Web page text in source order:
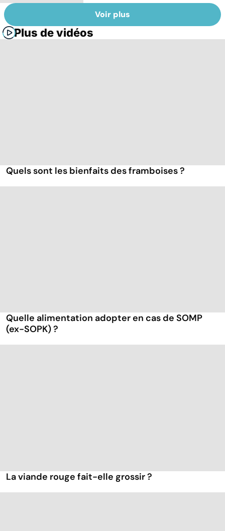
Voir plus
Plus de vidéos
Quels sont les bienfaits des framboises ?
Quelle alimentation adopter en cas de SOMP
(ex-SOPK) ?
La viande rouge fait-elle grossir ?